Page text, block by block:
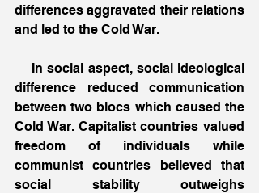
differences aggravated their relations
and led to the Cold War.
difference reduced communication
between two blocs which caused the
Cold War. Capitalist countries valued
freedom of individuals while
communist countries believed that
social stability outweighs